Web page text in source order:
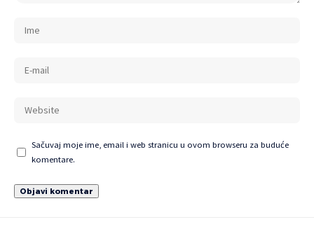
Sačuvaj moje ime, email i web stranicu u ovom browseru za buduće
komentare.